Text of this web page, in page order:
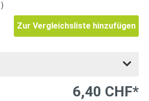
Zur Vergleichsliste hinzufügen
6,40 CHF*